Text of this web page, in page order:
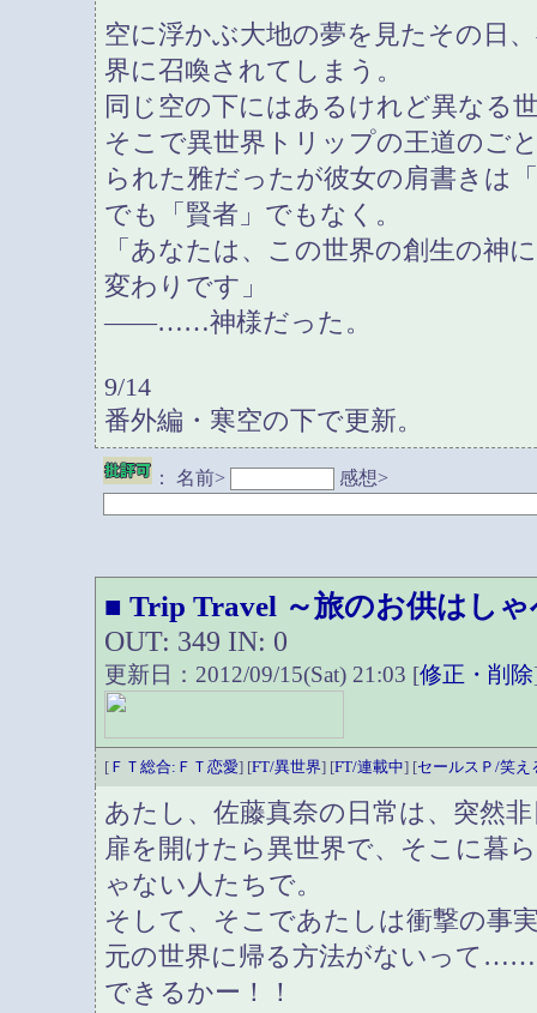
空に浮かぶ大地の夢を見たその日
界に召喚されてしまう。
同じ空の下にはあるけれど異なる
そこで異世界トリップの王道のご
られた雅だったが彼女の肩書きは
でも「賢者」でもなく。
「あなたは、この世界の創生の神
変わりです」
――……神様だった。
9/14
番外編・寒空の下で更新。
：名前> 感想>
■ Trip Travel ～旅のお供はし
OUT: 349 IN: 0
更新日：2012/09/15(Sat) 21:03 [修正・削除
[ ＦＴ総合:ＦＴ恋愛] [FT/異世界] [FT/連載中] [セールスＰ/笑え
あたし、佐藤真奈の日常は、突然
扉を開けたら異世界で、そこに暮
ゃない人たちで。
そして、そこであたしは衝撃の事
元の世界に帰る方法がないって
できるかー！！